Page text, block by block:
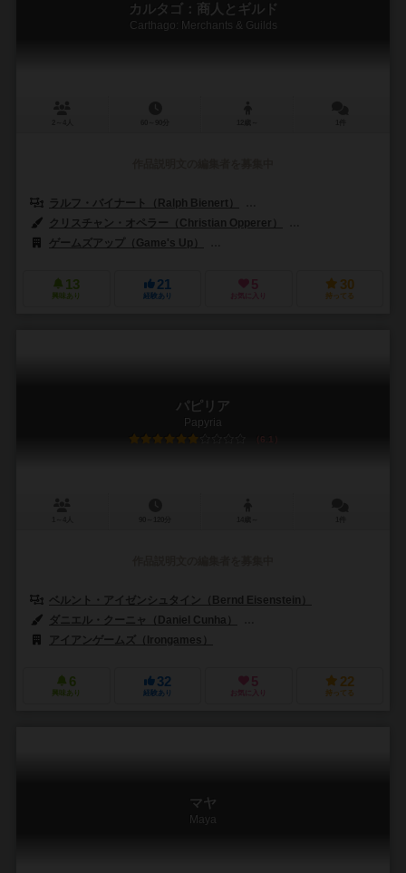
カルタゴ：商人とギルド
Carthago: Merchants & Guilds
ラルフ・バイナート（Ralph Bienert）
クリスチャン・オペラー（Christian Opperer）
ゲームズアップ（Game's Up）
13
興味あり
21
経験あり
5
お気に入り
30
持ってる
パピリア
Papyria
6.1
ベルント・アイゼンシュタイン（Bernd Eisenstein）
ダニエル・クーニャ（Daniel Cunha）
アイアンゲームズ（Irongames）
6
興味あり
32
経験あり
5
お気に入り
22
持ってる
マヤ
Maya